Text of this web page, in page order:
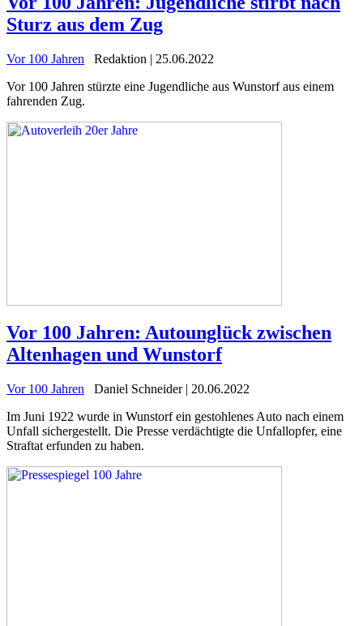
Sturz aus dem Zug
Vor 100 Jahren
Redaktion | 25.06.2022
Vor 100 Jahren stürzte eine Jugendliche aus Wunstorf aus einem
fahrenden Zug.
Vor 100 Jahren: Autounglück zwischen
Altenhagen und Wunstorf
Vor 100 Jahren
Daniel Schneider | 20.06.2022
Im Juni 1922 wurde in Wunstorf ein gestohlenes Auto nach einem
Unfall sichergestellt. Die Presse verdächtigte die Unfallopfer, eine
Straftat erfunden zu haben.